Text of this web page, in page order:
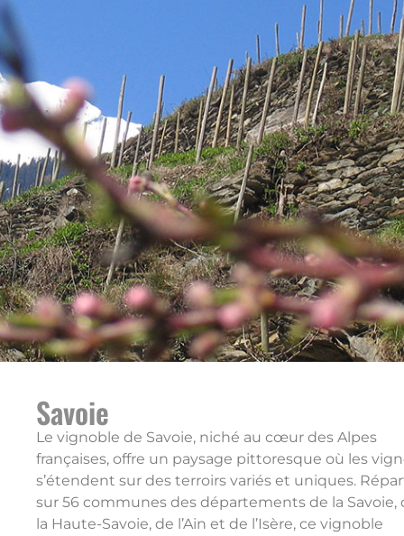
Savoie
Le vignoble de Savoie, niché au cœur des Alpes
françaises, offre un paysage pittoresque où les
s’étendent sur des terroirs variés et uniques.
sur 56 communes des départements de la Savoie,
la Haute-Savoie, de l’Ain et de l’Isère, ce vignoble